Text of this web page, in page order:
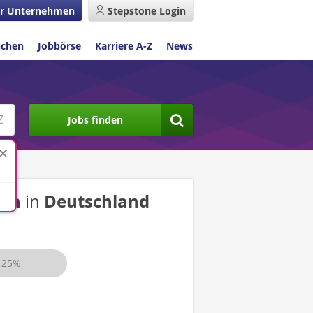
Unternehmen Stepstone Login
Jobbörse Karriere A-Z News
Jobs finden
in Deutschland
25%